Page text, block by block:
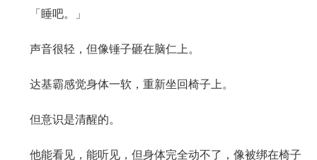
「睡吧。」
声音很轻，但像锤子砸在脑仁上。
达基霸感觉身体一软，重新坐回椅子上。
但意识是清醒的。
他能看见，能听见，但身体完全动不了，像被绑在椅子